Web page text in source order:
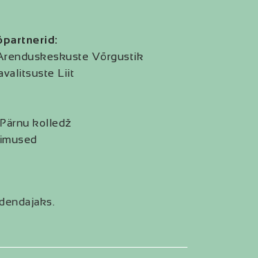
Võrgustik
Liit
kolledž